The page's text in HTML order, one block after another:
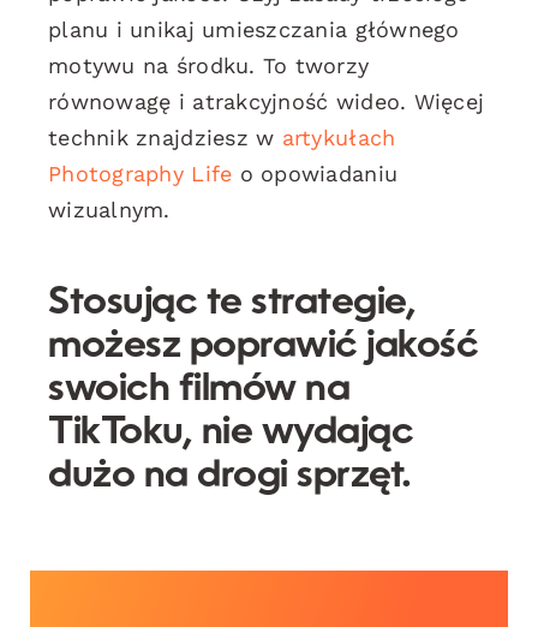
planu i unikaj umieszczania głównego
motywu na środku. To tworzy
równowagę i atrakcyjność wideo. Więcej
technik znajdziesz w artykułach
Photography Life o opowiadaniu
wizualnym.
Stosując te strategie,
możesz poprawić jakość
swoich filmów na
TikToku, nie wydając
dużo na drogi sprzęt.